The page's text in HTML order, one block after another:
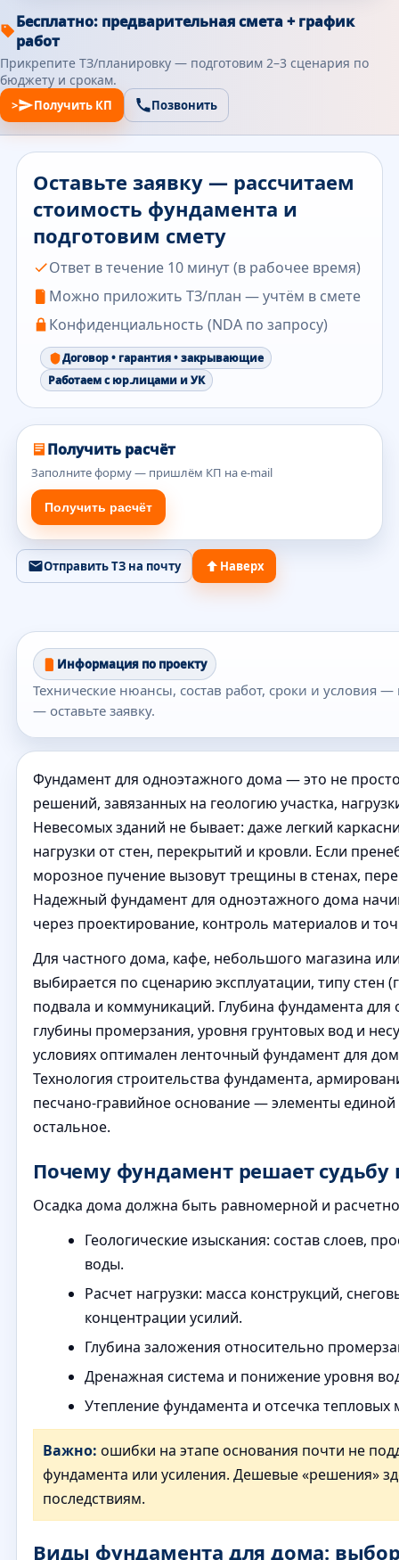
Бесплатно: предварительная смета + график
работ
Прикрепите ТЗ/планировку — подготовим 2–3 сценария по
бюджету и срокам.
> Получить КП Позвонить
Оставьте заявку — рассчитаем
стоимость фундамента и
подготовим смету
Ответ в течение 10 минут (в рабочее время)
Можно приложить ТЗ/план — учтём в смете
Конфиденциальность (NDA по запросу)
Договор • гарантия • закрывающие
Работаем с юр.лицами и УК
Получить расчёт
Заполните форму — пришлём КП на e-mail
Получить расчёт
Отправить ТЗ на почту Наверх
Информация по проекту
Технические нюансы, состав работ, сроки и условия
— оставьте заявку.
Фундамент для одноэтажного дома — это не
решений, завязанных на геологию участка,
Невесомых зданий не бывает: даже легкий
нагрузки от стен, перекрытий и кровли. Если
морозное пучение вызовут трещины в стенах,
Надежный фундамент для одноэтажного дома
через проектирование, контроль материалов и
Для частного дома, кафе, небольшого магазина
выбирается по сценарию эксплуатации, типу стен
подвала и коммуникаций. Глубина фундамента
глубины промерзания, уровня грунтовых вод и
условиях оптимален ленточный фундамент для
Технология строительства фундамента,
песчано-гравийное основание — элементы единой
остальное.
Почему фундамент решает судьбу
Осадка дома должна быть равномерной и
Геологические изыскания: состав слоев,
воды.
Расчет нагрузки: масса конструкций,
концентрации усилий.
Глубина заложения относительно
Дренажная система и понижение уровня
Утепление фундамента и отсечка тепловых
Важно: ошибки на этапе основания почти не
фундамента или усиления. Дешевые «решения»
последствиям.
Виды фундамента для дома: выбор